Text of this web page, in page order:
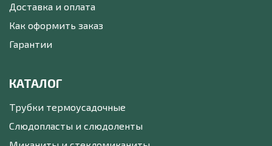
Доставка и оплата
Как оформить заказ
Гарантии
КАТАЛОГ
Трубки термоусадочные
Слюдопласты и слюдоленты